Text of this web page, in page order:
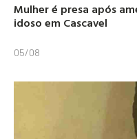
Mulher é presa após
idoso em Cascavel
05/08